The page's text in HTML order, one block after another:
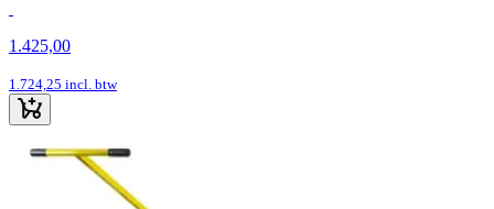
1.425,00
1.724,25 incl. btw